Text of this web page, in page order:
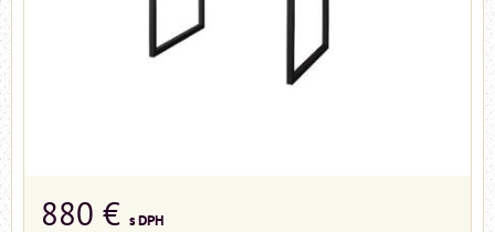
880 € s DPH